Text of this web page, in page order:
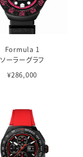
Formula 1
ソーラーグラフ
¥286,000